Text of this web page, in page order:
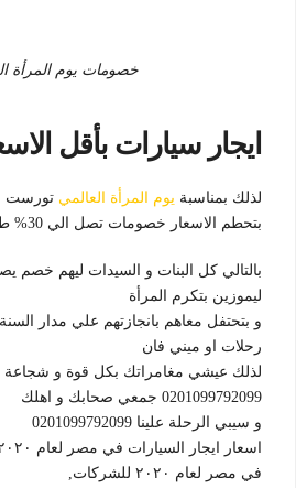
خصومات يوم المرأة
ايجار سيارات بأقل
لذلك بمناسبة يوم المرأة العالمي
بتحطم الاسعار خصومات تصل الي 30% طول شهر مارس.
ليموزين بتكرم المرأة
و بتحتفل معاهم بانجازتهم علي مدار
رحلات او ميني فان
لذلك عيشي مغامراتك بكل قوة و شجاعة
0201099792099 جمعي صحابك و اهلك
و سيبي الرحلة علينا 0201099792099
في مصر لعام ٢٠٢٠ للشركات,